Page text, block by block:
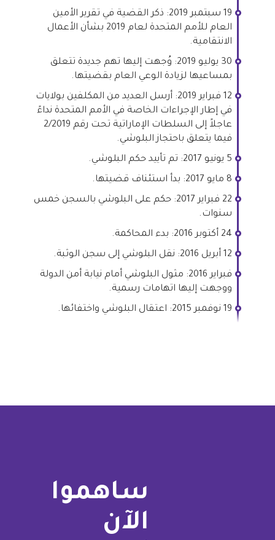
19 سبتمبر 2019: ذكر القضية في تقرير الأمين
العام للأمم المتحدة لعام 2019 بشأن الأعمال
الانتقامية.
30 يوليو 2019: وُجهت إليها تهم جديدة تتعلق
بمساعيها لزيادة الوعي العام بقضيتها.
12 فبراير 2019: أرسل العديد من المكلفين بولايات
في إطار الإجراءات الخاصة في الأمم المتحدة نداءً
عاجلاً إلى السلطات الإماراتية تحت رقم 2/2019
فيما يتعلق باحتجاز البلوشي.
5 يونيو 2017: تم تأييد حكم البلوشي.
8 مايو 2017: بدأ استئناف قضيتها.
22 فبراير 2017: حكم على البلوشي بالسجن خمس
سنوات.
24 أكتوبر 2016: بدء المحاكمة.
12 أبريل 2016: نقل البلوشي إلى سجن الوثبة.
فبراير 2016: مثول البلوشي أمام نيابة أمن الدولة
ووجهت إليها اتهامات رسمية.
19 نوفمبر 2015: اعتقال البلوشي واختفائها.
ساهموا
الآن